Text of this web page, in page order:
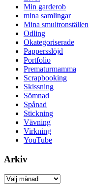
Min garderob
mina samlingar
Mina smultronställen
Odling
Okategoriserade
Pappersslöjd
Portfolio
Prematurmamma
Scrapbooking
Skissning
Sömnad
Spånad
Stickning
Vävning
Virkning
YouTube
Arkiv
Arkiv